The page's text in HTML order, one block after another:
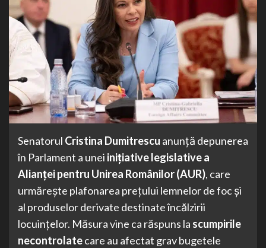
Senatorul Cristina Dumitrescu anunță depunerea
în Parlament a unei inițiative legislative a
Alianței pentru Unirea Românilor (AUR), care
urmărește plafonarea prețului lemnelor de foc și
al produselor derivate destinate încălzirii
locuințelor. Măsura vine ca răspuns la scumpirile
necontrolatecare au afectat grav bugetele